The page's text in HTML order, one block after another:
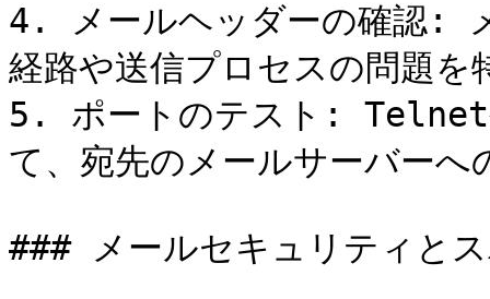
4. メールヘッダーの確認:
経路や送信プロセスの問題を
5. ポートのテスト: Telnet
て、宛先のメールサーバーへ
### メールセキュリティと